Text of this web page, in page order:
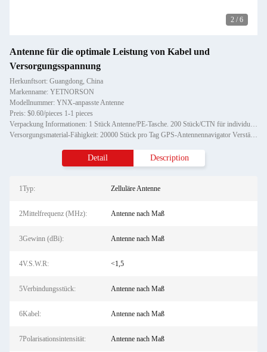
2 / 6
Antenne für die optimale Leistung von Kabel und
Versorgungsspannung
Herkunftsort: Guangdong, China
Markenname: YETNORSON
Modellnummer: YNX-anpasste Antenne
Preis: $0.60/pieces 1-1 pieces
Verpackung Informationen: 1 Stück Antenne/PE-Tasche. 200 Stück/CTN für individuelle Antennen
Versorgungsmaterial-Fähigkeit: 20000 Stück pro Tag GPS-Antennennavigator Verstärker
Detail Description
1Typ: Zelluläre Antenne
2Mittelfrequenz (MHz): Antenne nach Maß
3Gewinn (dBi): Antenne nach Maß
4V.S.W.R: <1,5
5Verbindungsstück: Antenne nach Maß
6Kabel: Antenne nach Maß
7Polarisationsintensität: Antenne nach Maß